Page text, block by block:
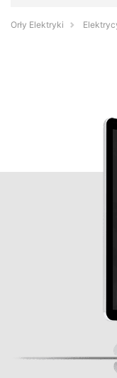
Orły Elektryki